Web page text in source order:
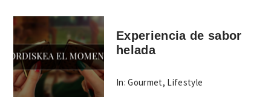
Experiencia de sabor
helada
In: Gourmet, Lifestyle